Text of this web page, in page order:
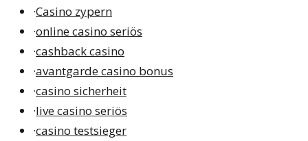
·Casino zypern
·online casino seriös
·cashback casino
·avantgarde casino bonus
·casino sicherheit
·live casino seriös
·casino testsieger